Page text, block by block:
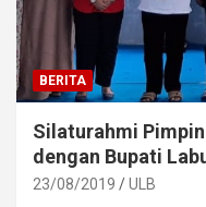
BERITA
Silaturahmi
dengan Bupati
23/08/2019 ULB